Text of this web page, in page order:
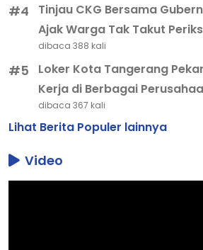
#4
Tinjau CKG Bersama
Ajak Warga Tak Takut
dibaca 388 kali
#5
Loker Kota Tangerang
Kerja di Berbagai
dibaca 367 kali
Lihat Berita Populer lainnya
Video